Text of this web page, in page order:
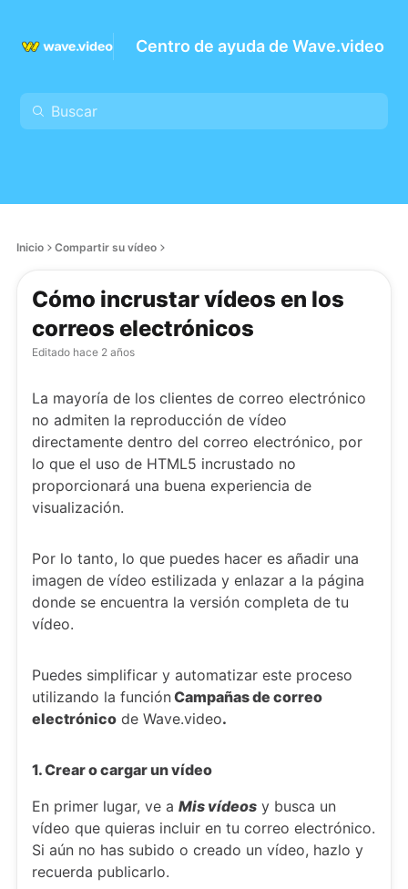
Centro de ayuda de Wave.video
Inicio Compartir su vídeo
Cómo incrustar vídeos en los
correos electrónicos
Editado hace 2 años
La mayoría de los clientes de correo electrónico
no admiten la reproducción de vídeo
directamente dentro del correo electrónico, por
lo que el uso de HTML5 incrustado no
proporcionará una buena experiencia de
visualización.
Por lo tanto, lo que puedes hacer es añadir una
imagen de vídeo estilizada y enlazar a la página
donde se encuentra la versión completa de tu
vídeo.
Puedes simplificar y automatizar este proceso
utilizando la funciónCampañas de correo
electrónico de Wave.video.
1. Crear o cargar un vídeo
En primer lugar, ve a Mis vídeos y busca un
vídeo que quieras incluir en tu correo electrónico.
Si aún no has subido o creado un vídeo, hazlo y
recuerda publicarlo.